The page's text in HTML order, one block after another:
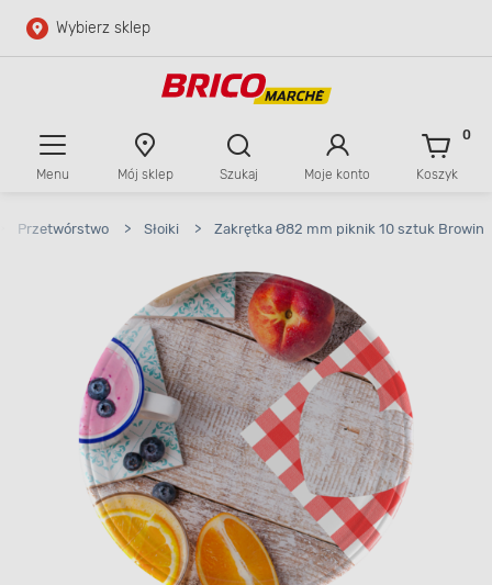
Przejdź do głównej zawartości
Wybierz sklep
Menu Mój sklep Szukaj Moje konto Koszyk
0
Przetwórstwo > Słoiki > Zakrętka Ø82 mm piknik 10 sztuk Browin